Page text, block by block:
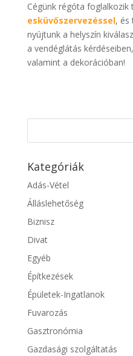
Cégünk régóta foglalkozik
esküvőszervezéssel, és
nyújtunk a helyszín
a vendéglátás
valamint a dekorációban!
Kategóriák
Adás-Vétel
Álláslehetőség
Biznisz
Divat
Egyéb
Építkezések
Épületek-Ingatlanok
Fuvarozás
Gasztronómia
Gazdasági szolgáltatás